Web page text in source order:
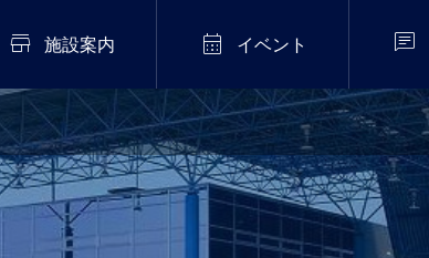
 施設案内  イベント 
2026年7月20日
伝統芸能「猿まわし公
演」開催！